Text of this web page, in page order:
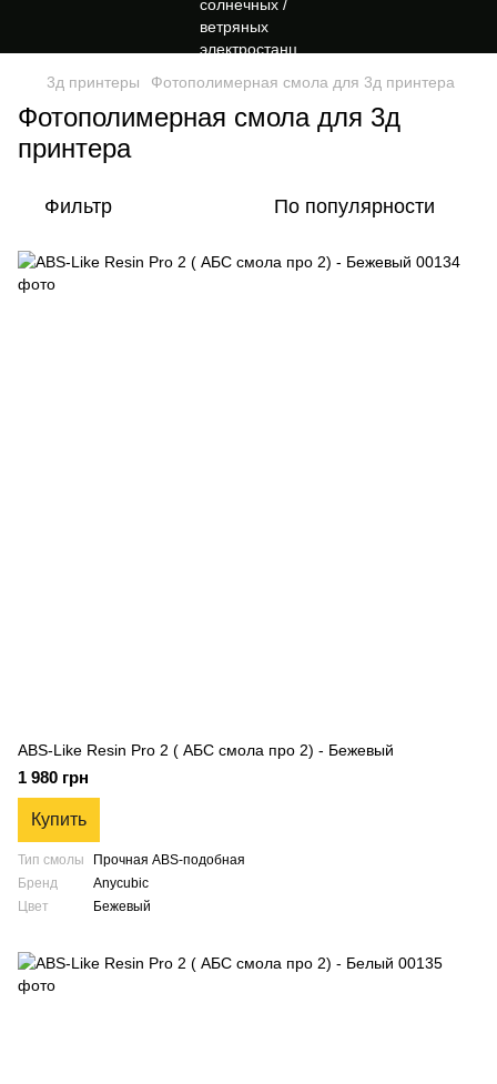
3д принтеры Фотополимерная смола для 3д принтера
Фотополимерная смола для 3д
принтера
Фильтр По популярности
ABS-Like Resin Pro 2 ( АБС смола про 2) - Бежевый
1 980 грн
Купить
Тип смолы
Прочная ABS-подобная
Бренд
Anycubic
Цвет
Бежевый